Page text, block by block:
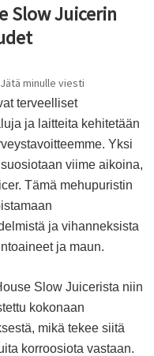
Slow Juicerin
Jätä minulle viesti
terveelliset
ja laitteita kehitetään
Yksi
viime aikoina,
Tämä mehupuristin
ja vihanneksista
ja maun.
Slow Juicerista niin
kokonaan
mikä tekee siitä
korroosiota vastaan.